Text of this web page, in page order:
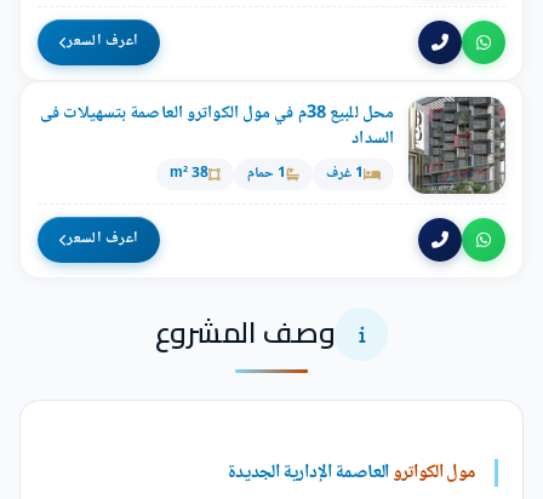
اعرف السعر
محل للبيع 38م في مول الكواترو العاصمة بتسهيلات فى
السداد
1 غرف 1 حمام 38 m²
اعرف السعر
وصف المشروع
مول الكواتروالعاصمة الإدارية الجديدة